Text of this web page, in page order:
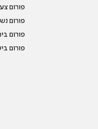
פורום
פורום
פורום
פורום